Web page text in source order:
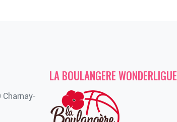
LA BOULANGERE WONDERLIGUE